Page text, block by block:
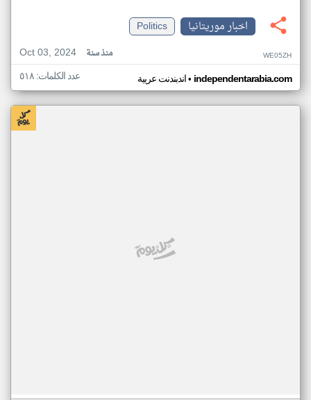
اخبار موريتانيا
Politics
Oct 03, 2024
منذ سنة WE05ZH
اندبندنت عربية• independentarabia.com عدد الكلمات: ٥١٨